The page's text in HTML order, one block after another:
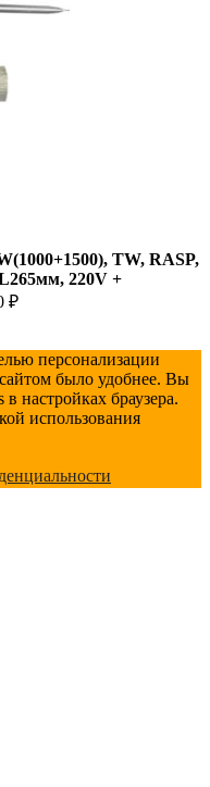
TW, RASP,
220V +
₽
персонализации
было удобнее. Вы
настройках браузера.
использования